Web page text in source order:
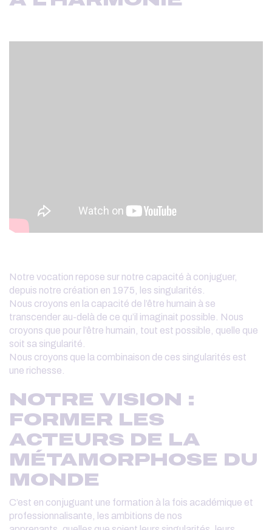
Notre vocation repose sur notre capacité à conjuguer,
depuis notre création en 1975, les singularités.
Nous croyons en la capacité de l’être humain à se
transcender au-delà de ce qu’il imaginait possible. Nous
croyons que pour l’être humain, tout est possible, quelle que
soit sa singularité.
Nous croyons que la combinaison de ces singularités est
une richesse.
NOTRE VISION :
FORMER LES
ACTEURS DE LA
MÉTAMORPHOSE DU
MONDE
C’est en conjuguant une formation à la fois académique et
professionnalisante, les ambitions de nos